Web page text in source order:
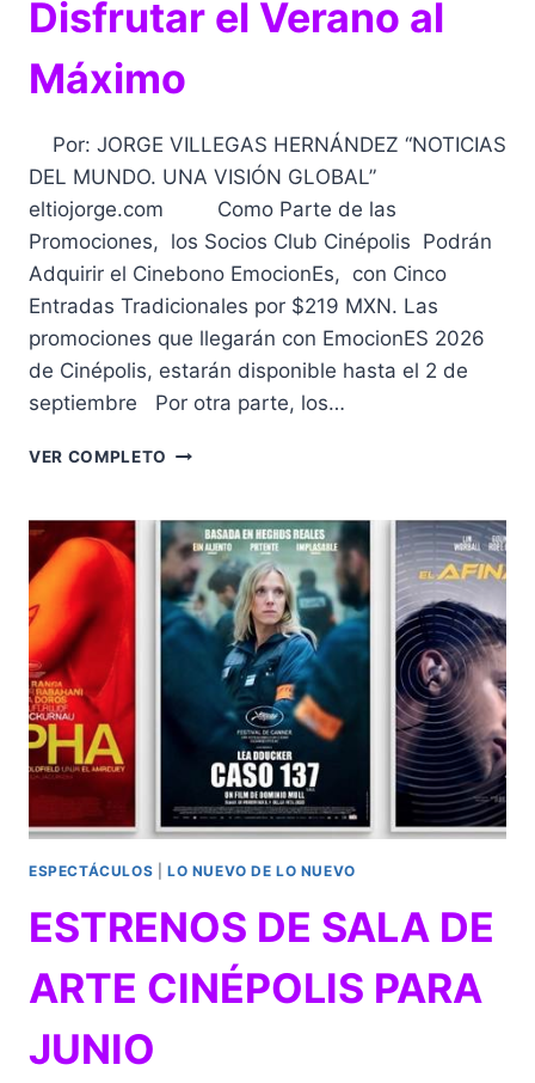
Disfrutar el Verano al
Máximo
Por: JORGE VILLEGAS HERNÁNDEZ “NOTICIAS
DEL MUNDO. UNA VISIÓN GLOBAL”
eltiojorge.com Como Parte de las
Promociones, los Socios Club Cinépolis Podrán
Adquirir el Cinebono EmocionEs, con Cinco
Entradas Tradicionales por $219 MXN. Las
promociones que llegarán con EmocionES 2026
de Cinépolis, estarán disponible hasta el 2 de
septiembre Por otra parte, los…
VER COMPLETO EMOCIONES 2026:
BENEFICIOS,
PARA
DISFRUTAR
EL
VERANO
AL
MÁXIMO
ESPECTÁCULOS LO NUEVO DE LO NUEVO
ESTRENOS DE SALA DE
ARTE CINÉPOLIS PARA
JUNIO